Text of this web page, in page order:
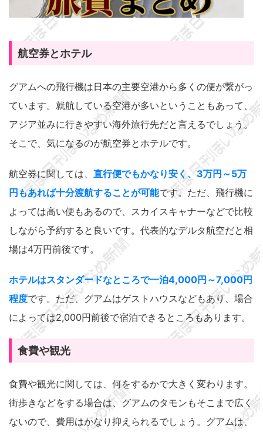
航空券とホテル
グアムへの飛行機は日本の主要空港から多くの便が繋がっ
ています。就航している空港が多いということもあって、
アジア並みに行きやすい海外旅行先だと言えるでしょう。
そこで、気になるのが航空券とホテルです。
航空券に関しては、 直行便でもかなり安く、3万円～5万
円もあれば十分渡航することが可能です。ただ、飛行機に
よっては高い便もあるので、スカイスキャナーなどで比較
しながら予約すると良いです。代表的なデルタ航空だと相
場は4万円前後です。
ホテルはスタンダードなところで一泊4,000円～7,000円
程度です。ただ、グアムはゲストハウスなどもあり、場合
によっては2,000円前後で宿泊できるところもあります。
食費や観光
食費や観光に関しては、何をするかで大きく変わります。
街歩きなどをする場合は、グアムのタモンもそこまで広く
ないので、費用はかなり抑えられるでしょう。グアムは、